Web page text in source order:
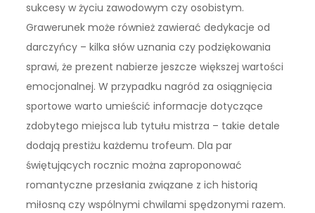
sukcesy w życiu zawodowym czy osobistym.
Grawerunek może również zawierać dedykacje od
darczyńcy – kilka słów uznania czy podziękowania
sprawi, że prezent nabierze jeszcze większej wartości
emocjonalnej. W przypadku nagród za osiągnięcia
sportowe warto umieścić informacje dotyczące
zdobytego miejsca lub tytułu mistrza – takie detale
dodają prestiżu każdemu trofeum. Dla par
świętujących rocznic można zaproponować
romantyczne przesłania związane z ich historią
miłosną czy wspólnymi chwilami spędzonymi razem.